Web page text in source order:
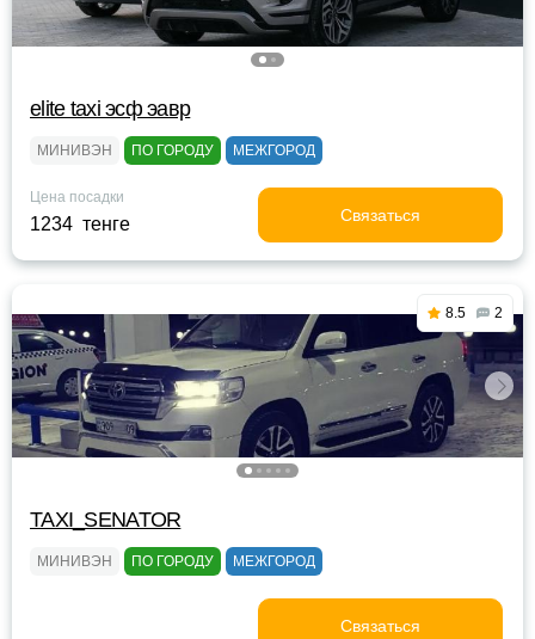
elite taxi эсф эавр
МИНИВЭН ПО ГОРОДУ МЕЖГОРОД
Цена посадки
1234 тенге Связаться
8.5 2
TAXI_SENATOR
МИНИВЭН ПО ГОРОДУ МЕЖГОРОД
Связаться